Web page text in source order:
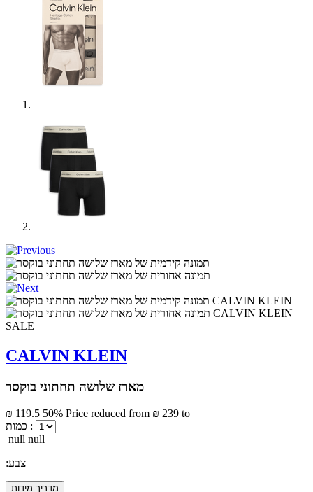
SALE
CALVIN KLEIN
מארז שלושה תחתוני בוקסר
₪ 119.5 50% Price reduced from₪ 239 to
כמות :
null null
:צבע
מדריך מידות